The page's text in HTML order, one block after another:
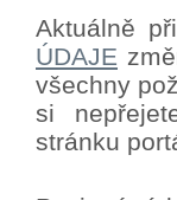
Aktuálně
ÚDAJE
všechny
si
stránku